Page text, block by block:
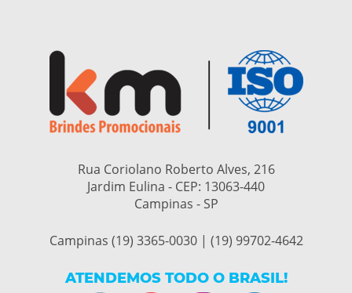
Rua Coriolano Roberto Alves, 216
Jardim Eulina - CEP: 13063-440
Campinas - SP
Campinas (19) 3365-0030 | (19) 99702-4642
ATENDEMOS TODO O BRASIL!